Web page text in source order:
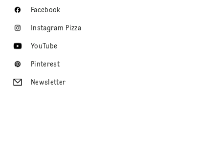
Facebook
Instagram Pizza
YouTube
Pinterest
Newsletter